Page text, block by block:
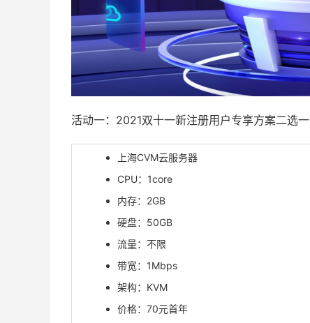
活动一：2021双十一新注册用户专享方案二选一
上海CVM云服务器
CPU：1core
内存：2GB
硬盘：50GB
流量：不限
带宽：1Mbps
架构：KVM
价格：70元首年